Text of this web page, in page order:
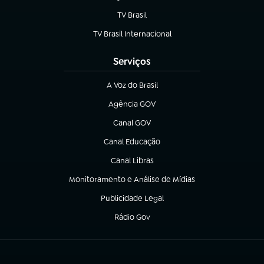
TV Brasil
(abre em nova aba)
TV Brasil Internacional
(abre em nova aba)
Serviços
A Voz do Brasil
(abre em nova aba)
Agência GOV
(abre em nova aba)
Canal GOV
(abre em nova aba)
Canal Educação
(abre em nova aba)
Canal Libras
(abre em nova aba)
Monitoramento e Análise de Mídias
(abre em nova aba)
Publicidade Legal
(abre em nova aba)
Rádio Gov
(abre em nova aba)